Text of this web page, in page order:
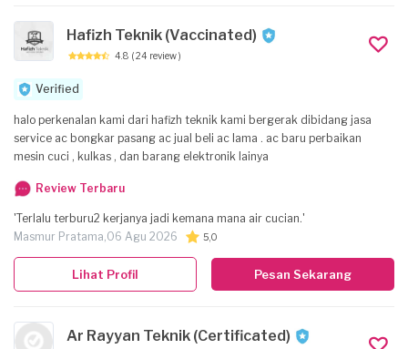
Hafizh Teknik (Vaccinated)
4.8 ( 24 review )
Verified
halo perkenalan kami dari hafizh teknik kami bergerak dibidang jasa
service ac bongkar pasang ac jual beli ac lama . ac baru perbaikan
mesin cuci , kulkas , dan barang elektronik lainya
Review Terbaru
'Terlalu terburu2 kerjanya jadi kemana mana air cucian.'
Masmur Pratama,06 Agu 2026 5,0
Pesan Sekarang
Lihat Profil
Ar Rayyan Teknik (Certificated)